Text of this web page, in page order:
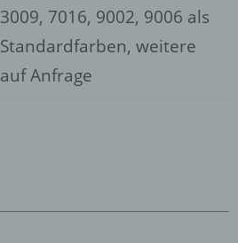
3009, 7016, 9002, 9006 als
Standardfarben, weitere
auf Anfrage